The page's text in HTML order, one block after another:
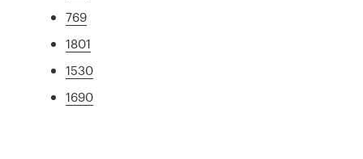
769
1801
1530
1690